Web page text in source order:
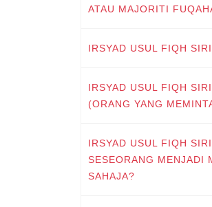
ATAU MAJORITI
IRSYAD USUL FIQH
IRSYAD USUL FIQH
(ORANG YANG
IRSYAD USUL FIQH
SESEORANG MENJADI
SAHAJA?